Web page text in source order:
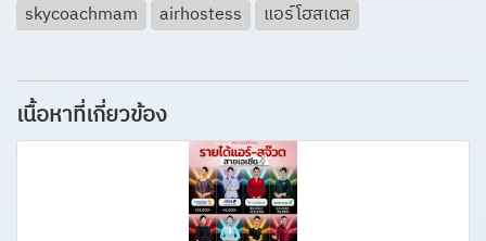
skycoachmam
airhostess แอร์โฮสเตส
เนื้อหาที่เกี่ยวข้อง